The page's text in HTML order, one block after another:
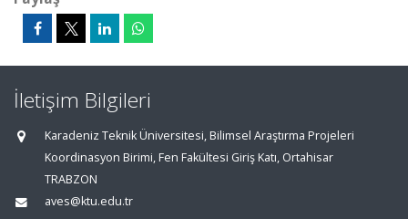
İletişim Bilgileri
Karadeniz Teknik Üniversitesi, Bilimsel Araştırma Projeleri
Koordinasyon Birimi, Fen Fakültesi Giriş Katı, Ortahisar
TRABZON
aves@ktu.edu.tr